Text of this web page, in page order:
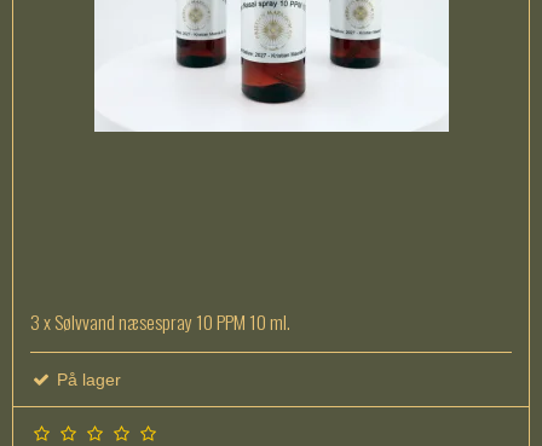
3 x Sølvvand næsespray 10 PPM 10 ml.
På lager